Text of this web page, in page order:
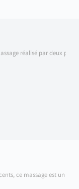
réalisé par deux
ce massage est un